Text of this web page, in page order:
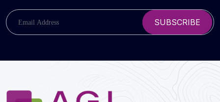
SUBSCRIBE